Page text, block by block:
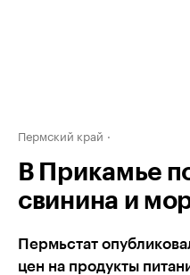
Пермский край
В Прикамье
свинина и
Пермьстат
цен на продукты